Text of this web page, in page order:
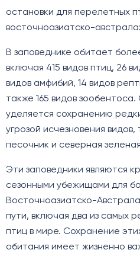
остановки для перелетных
восточноазиатско-
В заповеднике обитает
включая 415 видов птиц, 26
видов амфибий, 14 видов
также 165 видов
уделяется сохранению
угрозой исчезновения
песочник и северная
Эти заповедники являются
сезонными убежищами для
Восточноазиатско-
пути, включая два из самых
птиц в мире. Сохранение
обитания имеет жизненно